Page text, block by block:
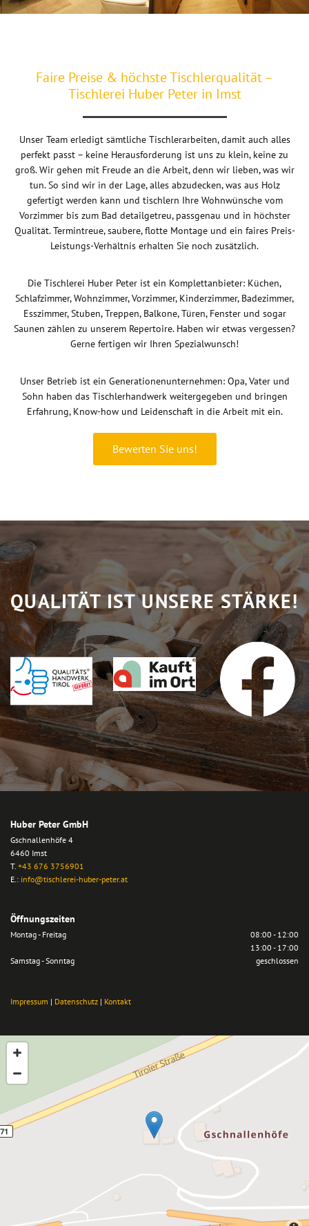
Faire Preise & höchste Tischlerqualität –
Tischlerei Huber Peter in Imst
Unser Team erledigt sämtliche Tischlerarbeiten, damit auch alles
perfekt passt – keine Herausforderung ist uns zu klein, keine zu
groß. Wir gehen mit Freude an die Arbeit, denn wir lieben, was wir
tun. So sind wir in der Lage, alles abzudecken, was aus Holz
gefertigt werden kann und tischlern Ihre Wohnwünsche vom
Vorzimmer bis zum Bad detailgetreu, passgenau und in höchster
Qualität. Termintreue, saubere, flotte Montage und ein faires Preis-
Leistungs-Verhältnis erhalten Sie noch zusätzlich.
Die Tischlerei Huber Peter ist ein Komplettanbieter: Küchen,
Schlafzimmer, Wohnzimmer, Vorzimmer, Kinderzimmer, Badezimmer,
Esszimmer, Stuben, Treppen, Balkone, Türen, Fenster und sogar
Saunen zählen zu unserem Repertoire. Haben wir etwas vergessen?
Gerne fertigen wir Ihren Spezialwunsch!
Unser Betrieb ist ein Generationenunternehmen: Opa, Vater und
Sohn haben das Tischlerhandwerk weitergegeben und bringen
Erfahrung, Know-how und Leidenschaft in die Arbeit mit ein.
Bewerten Sie uns!
QUALITÄT IST UNSERE STÄRKE!
Huber Peter GmbH
Gschnallenhöfe 4
6460 Imst
T. +43 676 3756901
E.: info@tischlerei-huber-peter.at
Öffnungszeiten
Montag - Freitag
08:00 - 12:00
13:00 - 17:00
Samstag - Sonntag
geschlossen
Impressum | Datenschutz | Kontakt